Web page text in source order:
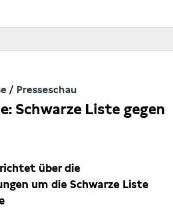
Presseschau
Schwarze Liste gegen
über die
um die Schwarze Liste